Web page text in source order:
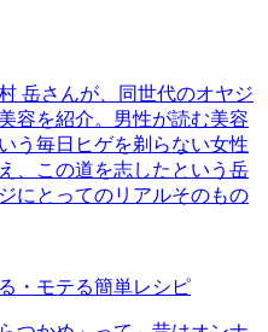
岳さんが、同世代のオヤジ
容を紹介。男性が読む美容
う毎日ヒゲを剃らない女性
、この道を志したという岳
にとってのリアルそのもの
・モテる簡単レシピ